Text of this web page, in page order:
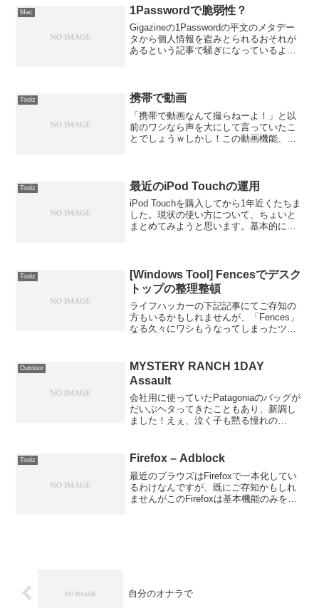
Mac 1Passwordで脆弱性？
Gigazineの1Passwordの平文のメタデー
タから個人情報を盗みとられるおそれが
あるという記事で騒ぎになっているよう
いて下記の...
Toolz 携帯で動画
「携帯で動画なんて撮らねーよ！」と以
前のワシなら声を大にして言っていたこ
とでしょうｗしかし！この動画機能、以
ねぇ」と思わされるわけ...
Toolz 最近のiPod Touchの運用
iPod Touchを購入してから1年近くたちま
した。現状の使い方について、ちょいと
まとめてみようと思います。基本的にオ
Toolz
[Windows Tool] Fencesでデスク
トップの整理整頓
ライフハッカーの下記記事にてご存知の
方もいるかもしれませんが、「Fences」
なる久々にワシもうなってしまったツー
ハッカー［日本版］Fences^(TM) -...
Outdoor
MYSTERY RANCH 1DAY
Assault
会社用に使っていたPatagoniaのバッグが
だいぶヘタってきたこともあり、新調し
ました！えぇ、泣く子も黙る憧れの
うやつは仕事で使うのが一番多いので、
Toolz Firefox – Adblock
最近のブラウズはFirefoxで一本化してい
るわけなんですが、既にご存知かもしれ
ませんがこのFirefoxは基本機能のみを実
自分のオナラで